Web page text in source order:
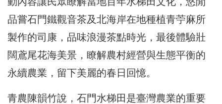
品嘗石門鐵觀音茶及北海岸在地種植青苧麻所
製作的司康，品味浪漫茶點時光，最後體驗壯
闊鳶尾花海美景，瞭解農村經營與生態平衡的
永續農業，留下美麗的春日回憶。
青農陳韻竹說，石門水梯田是臺灣農業的重要